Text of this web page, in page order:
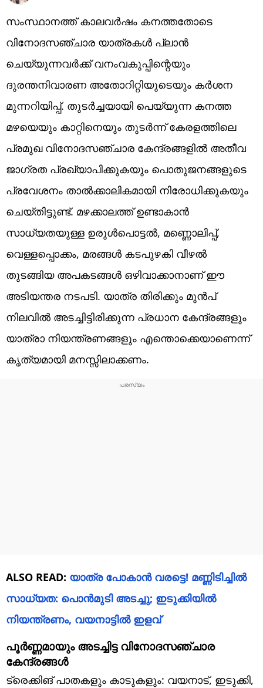
സംസ്ഥാനത്ത് കാലവർഷം കനത്തതോടെ
വിനോദസഞ്ചാര യാത്രകൾ പ്ലാൻ
ചെയ്യുന്നവർക്ക് വനംവകുപ്പിന്റെയും
ദുരന്തനിവാരണ അതോറിറ്റിയുടെയും കർശന
മുന്നറിയിപ്പ്. തുടർച്ചയായി പെയ്യുന്ന കനത്ത
മഴയെയും കാറ്റിനെയും തുടർന്ന് കേരളത്തിലെ
പ്രമുഖ വിനോദസഞ്ചാര കേന്ദ്രങ്ങളിൽ അതീവ
ജാഗ്രത പ്രഖ്യാപിക്കുകയും പൊതുജനങ്ങളുടെ
പ്രവേശനം താൽക്കാലികമായി നിരോധിക്കുകയും
ചെയ്തിട്ടുണ്ട്. മഴക്കാലത്ത് ഉണ്ടാകാൻ
സാധ്യതയുള്ള ഉരുൾപൊട്ടൽ, മണ്ണൊലിപ്പ്,
വെള്ളപ്പൊക്കം, മരങ്ങൾ കടപുഴകി വീഴൽ
തുടങ്ങിയ അപകടങ്ങൾ ഒഴിവാക്കാനാണ് ഈ
അടിയന്തര നടപടി. യാത്ര തിരിക്കും മുൻപ്
നിലവിൽ അടച്ചിട്ടിരിക്കുന്ന പ്രധാന കേന്ദ്രങ്ങളും
യാത്രാ നിയന്ത്രണങ്ങളും എന്തൊക്കെയാണെന്ന്
കൃത്യമായി മനസ്സിലാക്കണം.
ALSO READ: യാത്ര പോകാൻ വരട്ടെ! മണ്ണിടിച്ചിൽ
സാധ്യത: പൊൻമുടി അ‌ടച്ചു; ഇടുക്കിയിൽ
നിയന്ത്രണം, വയനാട്ടിൽ ഇളവ്
പൂർണ്ണമായും അടച്ചിട്ട വിനോദസഞ്ചാര
കേന്ദ്രങ്ങൾ
ട്രെക്കിങ് പാതകളും കാടുകളും: വയനാട്, ഇടുക്കി,